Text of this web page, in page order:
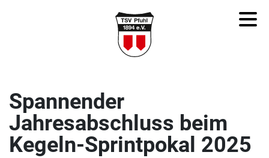
Spannender
Jahresabschluss beim
Kegeln-Sprintpokal 2025